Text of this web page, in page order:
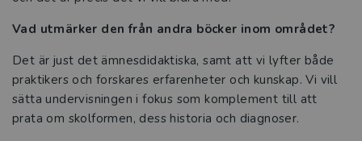
Ämnesdidaktik för elever med
Bygg starka elevrelationer och skapa
tillgänglig lärmiljö
Vad utmärker den från andra böcker inom området?
Det är just det ämnesdidaktiska, samt att vi lyfter både
praktikers och forskares erfarenheter och kunskap. Vi vill
sätta undervisningen i fokus som komplement till att
prata om skolformen, dess historia och diagnoser.